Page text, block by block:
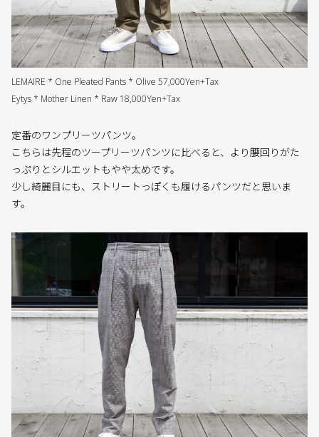
LEMAIRE * One Pleated Pants * Olive 57,000Yen+Tax
Eytys * Mother Linen * Raw 18,000Yen+Tax
定番のワンプリーツパンツ。
こちらは先程のツープリーツパンツに比べると、より腰回りがた
っぷりとシルエットもやや太めです。
少し綺麗目にも、ストリートっぽくも履けるパンツだと思いま
す。